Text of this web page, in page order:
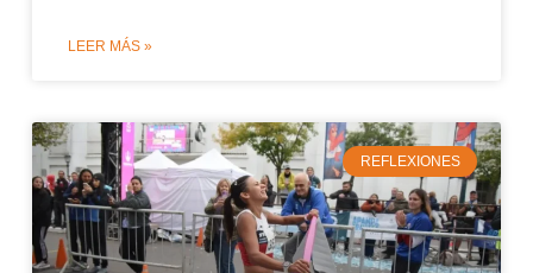
LEER MÁS »
REFLEXIONES